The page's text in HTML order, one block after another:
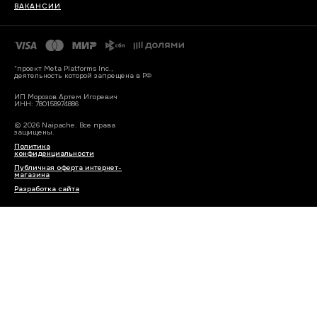
ВАКАНСИИ
*проект Meta Platforms Inc.,
деятельность которой запрещена в РФ
ИП Морозов Артем Игоревич
ИНН: 780158974886
© 2026 Naipache. Все права
защищены.
Политика
конфиденциальности
Публичная оферта интернет-
магазина
Разработка сайта